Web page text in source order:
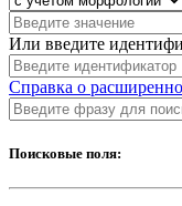
Или введите
Справка о
Поисковые поля: